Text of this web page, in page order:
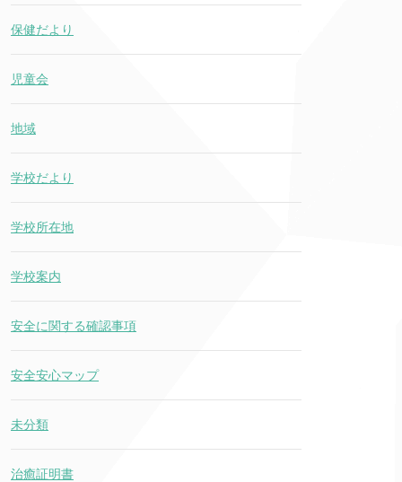
保健だより
児童会
地域
学校だより
学校所在地
学校案内
安全に関する確認事項
安全安心マップ
未分類
治癒証明書